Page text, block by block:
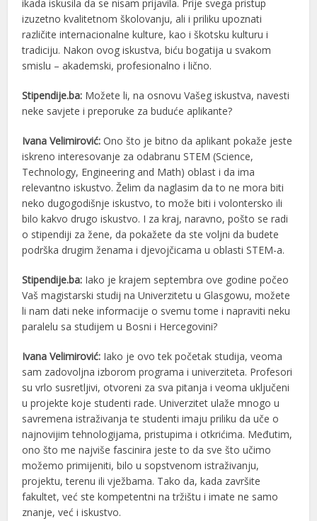
ikada iskusila da se nisam prijavila. Prije svega pristup
izuzetno kvalitetnom školovanju, ali i priliku upoznati
različite internacionalne kulture, kao i škotsku kulturu i
tradiciju. Nakon ovog iskustva, biću bogatija u svakom
smislu – akademski, profesionalno i lično.
Stipendije.ba: Možete li, na osnovu Vašeg iskustva, navesti
neke savjete i preporuke za buduće aplikante?
Ivana Velimirović: Ono što je bitno da aplikant pokaže jeste
iskreno interesovanje za odabranu STEM (Science,
Technology, Engineering and Math) oblast i da ima
relevantno iskustvo. Želim da naglasim da to ne mora biti
neko dugogodišnje iskustvo, to može biti i volontersko ili
bilo kakvo drugo iskustvo. I za kraj, naravno, pošto se radi
o stipendiji za žene, da pokažete da ste voljni da budete
podrška drugim ženama i djevojčicama u oblasti STEM-a.
Stipendije.ba: Iako je krajem septembra ove godine počeo
Vaš magistarski studij na Univerzitetu u Glasgowu, možete
li nam dati neke informacije o svemu tome i napraviti neku
paralelu sa studijem u Bosni i Hercegovini?
Ivana Velimirović: Iako je ovo tek početak studija, veoma
sam zadovoljna izborom programa i univerziteta. Profesori
su vrlo susretljivi, otvoreni za sva pitanja i veoma uključeni
u projekte koje studenti rade. Univerzitet ulaže mnogo u
savremena istraživanja te studenti imaju priliku da uče o
najnovijim tehnologijama, pristupima i otkrićima. Međutim,
ono što me najviše fascinira jeste to da sve što učimo
možemo primijeniti, bilo u sopstvenom istraživanju,
projektu, terenu ili vježbama. Tako da, kada završite
fakultet, već ste kompetentni na tržištu i imate ne samo
znanje, već i iskustvo.